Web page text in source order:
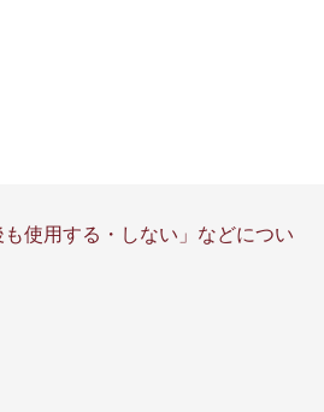
使用する・しない」などについ